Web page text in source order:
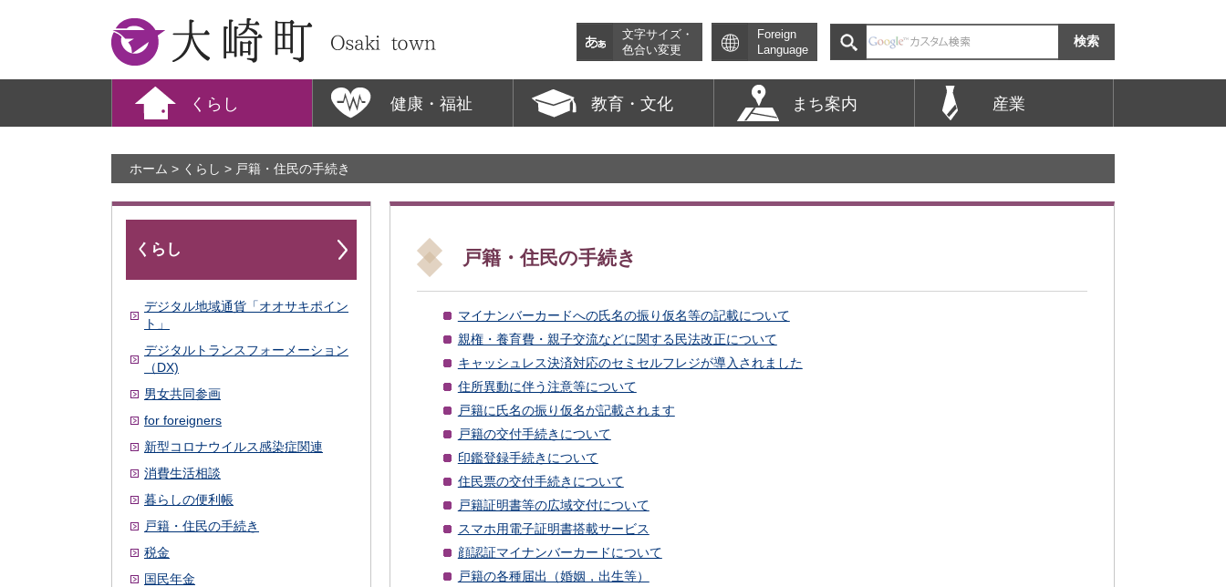
大崎町
文字サイズ・
色合い変更
Foreign
Language
くらし 健康・福祉 教育・文化 まち案内 産業
ホーム > くらし > 戸籍・住民の手続き
くらし
デジタル地域通貨「オオサキポイン
ト」
デジタルトランスフォーメーション
（DX)
男女共同参画
for foreigners
新型コロナウイルス感染症関連
消費生活相談
暮らしの便利帳
戸籍・住民の手続き
税金
国民年金
戸籍・住民の手続き
マイナンバーカードへの氏名の振り仮名等の記載について
親権・養育費・親子交流などに関する民法改正について
キャッシュレス決済対応のセミセルフレジが導入されました
住所異動に伴う注意等について
戸籍に氏名の振り仮名が記載されます
戸籍の交付手続きについて
印鑑登録手続きについて
住民票の交付手続きについて
戸籍証明書等の広域交付について
スマホ用電子証明書搭載サービス
顔認証マイナンバーカードについて
戸籍の各種届出（婚姻，出生等）